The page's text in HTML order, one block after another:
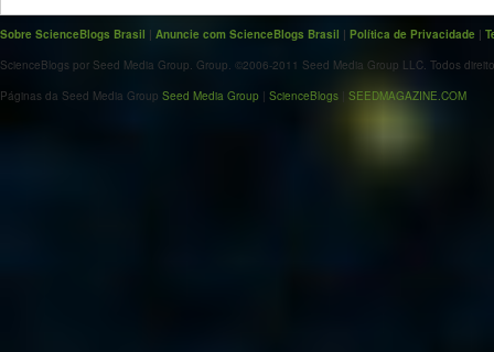
Sobre ScienceBlogs Brasil | Anuncie com ScienceBlogs Brasil | Política de Privacidade |
ScienceBlogs por Seed Media Group. Group. ©2006-2011 Seed Media Group LLC. Todos
Páginas da Seed Media Group Seed Media Group | ScienceBlogs SEEDMAGAZINE.COM